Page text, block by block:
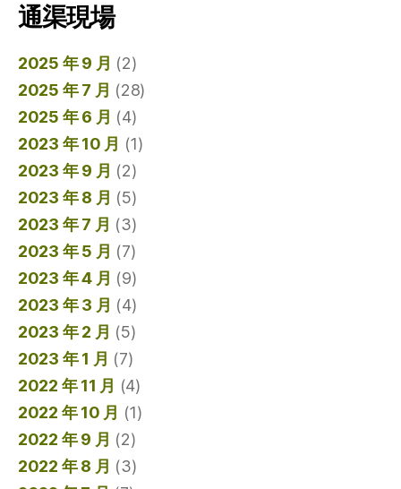
通渠現場
2025 年 9 月 (2)
2025 年 7 月 (28)
2025 年 6 月 (4)
2023 年 10 月 (1)
2023 年 9 月 (2)
2023 年 8 月 (5)
2023 年 7 月 (3)
2023 年 5 月 (7)
2023 年 4 月 (9)
2023 年 3 月 (4)
2023 年 2 月 (5)
2023 年 1 月 (7)
2022 年 11 月 (4)
2022 年 10 月 (1)
2022 年 9 月 (2)
2022 年 8 月 (3)